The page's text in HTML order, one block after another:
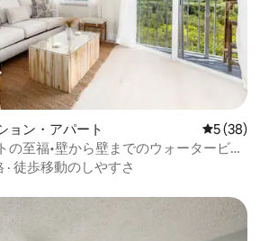
ョン・アパート レビュー
5 (38)
の至福•壁から壁までのウォータービュ
· 徒歩移動のしやすさ